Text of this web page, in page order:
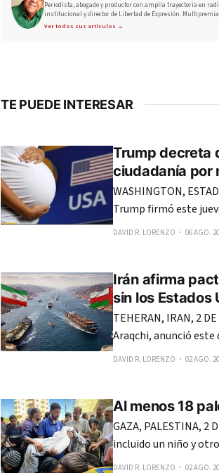
Periodista, abogado y productor con amplia trayectoria en
institucional y director de Libertad de Expresión.
Ver todos sus artículos →
TE PUEDE INTERESAR
Trump decreta
ciudadanía por
WASHINGTON,
Trump firmó este
en Estados Unidos,
DAVID R. LORENZO 06 AGO.
Irán afirma
sin los Estados
TEHERAN, IRAN, 2
Araqchi, anunció
estatus del estrecho
DAVID R. LORENZO 02 AGO.
Al menos 18
GAZA, PALESTINA, 2
incluido un niño y
nueva serie de
DAVID R. LORENZO 02 AGO.